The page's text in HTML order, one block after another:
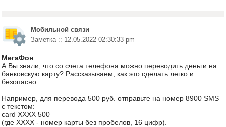
Мобильной связи
Заметка :: 12.05.2022 02:30:33 pm
МегаФон
А Вы знали, что со счета телефона можно переводить деньги на
банковскую карту? Рассказываем, как это сделать легко и
безопасно.
Например, для перевода 500 руб. отправьте на номер 8900 SMS
с текстом:
card ХХХХ 500
(где ХХХХ - номер карты без пробелов, 16 цифр).